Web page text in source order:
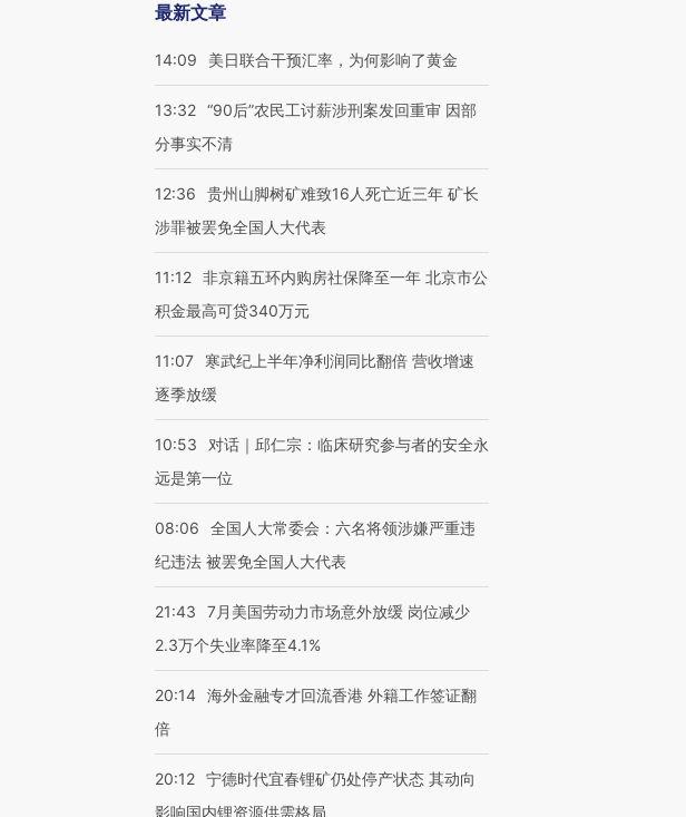
最新文章
14:09 美日联合干预汇率，为何影响了黄金
13:32 “90后”农民工讨薪涉刑案发回重审 因部
分事实不清
12:36
贵州山脚树矿难致16人死亡近三年 矿长
涉罪被罢免全国人大代表
11:12 非京籍五环内购房社保降至一年 北京市公
积金最高可贷340万元
11:07
寒武纪上半年净利润同比翻倍 营收增速
逐季放缓
10:53
对话｜邱仁宗：临床研究参与者的安全永
远是第一位
08:06
全国人大常委会：六名将领涉嫌严重违
纪违法 被罢免全国人大代表
21:43
7月美国劳动力市场意外放缓 岗位减少
2.3万个失业率降至4.1%
20:14 海外金融专才回流香港 外籍工作签证翻
倍
20:12 宁德时代宜春锂矿仍处停产状态 其动向
影响国内锂资源供需格局